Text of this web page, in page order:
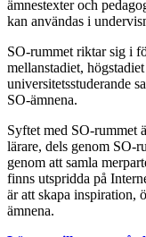
ämnestexter och
kan användas i
SO-rummet riktar sig i
mellanstadiet,
universitetsstuderande
SO-ämnena.
Syftet med SO-rummet
lärare, dels genom SO-
genom att samla
finns utspridda på
är att skapa inspiration,
ämnena.